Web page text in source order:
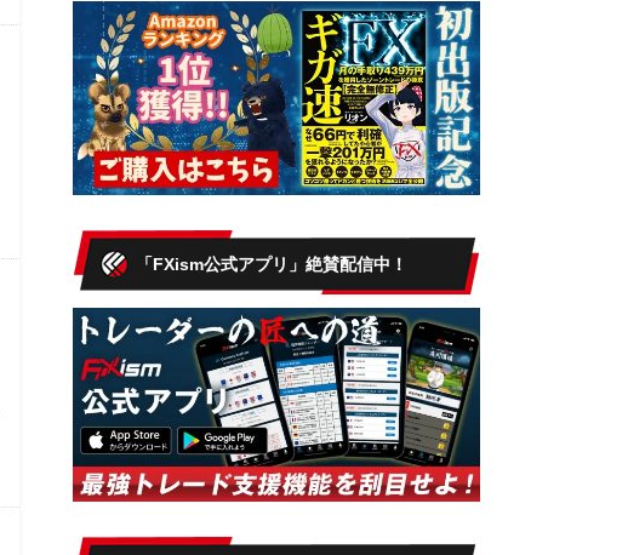
「FXism公式アプリ」絶賛配信中！